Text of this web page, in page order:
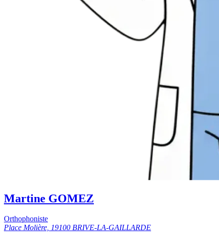
Martine GOMEZ
Orthophoniste
Place Molière, 19100 BRIVE-LA-GAILLARDE